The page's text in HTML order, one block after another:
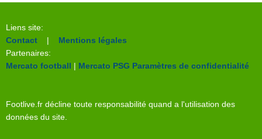
Liens site:
Contact | Mentions légales
Partenaires:
Mercato football | Mercato PSG Paramètres de confidentialité
Footlive.fr décline toute responsabilité quand a l'utilisation des
données du site.